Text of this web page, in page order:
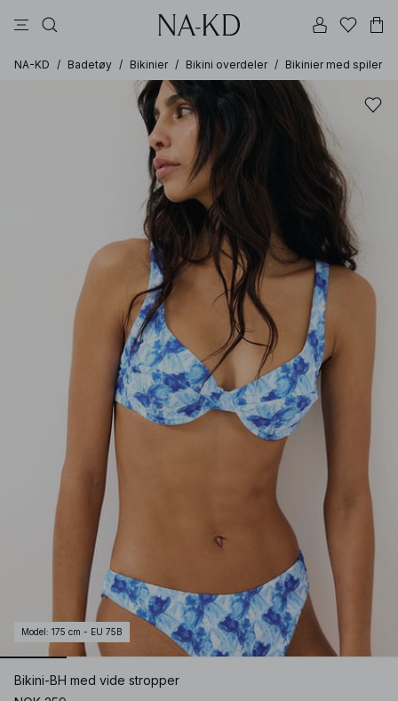
NA-KD / Badetøy / Bikinier / Bikini overdeler / Bikinier med spiler
Model : 175 cm - EU 75B
Bikini-BH med vide stropper